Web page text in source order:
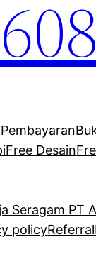
Free Desain
Seragam PT
policyReferral